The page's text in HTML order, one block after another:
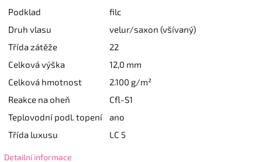
Podklad
filc
Druh vlasu
velur/saxon (všívaný)
Třída zátěže
22
Celková výška
12,0 mm
Celková hmotnost
2.100 g/m²
Reakce na oheň
Cfl-S1
Teplovodní podl. topení
ano
Třída luxusu
LC 5
Detailní informace